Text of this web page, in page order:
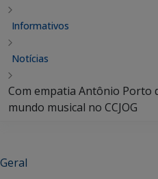
Informativos
Notícias
Com empatia Antônio Porto
mundo musical no CCJOG
Geral